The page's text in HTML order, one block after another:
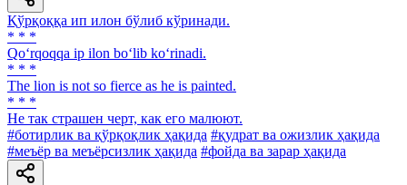
Қўрқоққа ип илон бўлиб кўринади.
* * *
Qo‘rqoqqa ip ilon bo‘lib ko‘rinadi.
* * *
The lion is not so fierce as he is painted.
* * *
He так страшен черт, как его малюют.
#ботирлик ва қўрқоқлик ҳақида #қудрат ва ожизлик ҳақида
#меъёр ва меъёрсизлик ҳақида #фойда ва зарар ҳақида